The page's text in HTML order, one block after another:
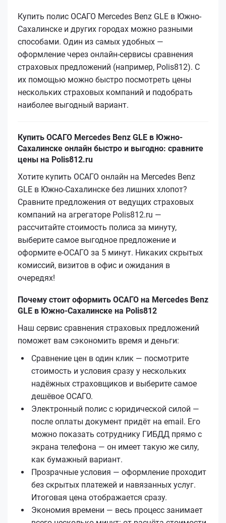
Купить полис ОСАГО Mercedes Benz GLE в Южно-
Сахалинске и других городах можно разными
способами. Один из самых удобных —
оформление через онлайн-сервисы сравнения
страховых предложений (например, Polis812). С
их помощью можно быстро посмотреть цены
нескольких страховых компаний и подобрать
наиболее выгодный вариант.
Купить ОСАГО Mercedes Benz GLE в Южно-
Сахалинске онлайн быстро и выгодно: сравните
цены на Polis812.ru
Хотите купить ОСАГО онлайн на Mercedes Benz
GLE в Южно-Сахалинске без лишних хлопот?
Сравните предложения от ведущих страховых
компаний на агрегаторе Polis812.ru —
рассчитайте стоимость полиса за минуту,
выберите самое выгодное предложение и
оформите е‑ОСАГО за 5 минут. Никаких скрытых
комиссий, визитов в офис и ожидания в
очередях!
Почему стоит оформить ОСАГО на Mercedes Benz
GLE в Южно-Сахалинске на Polis812
Наш сервис сравнения страховых предложений
поможет вам сэкономить время и деньги:
Сравнение цен в один клик — посмотрите
стоимость и условия сразу у нескольких
надёжных страховщиков и выберите самое
дешёвое ОСАГО.
Электронный полис с юридической силой —
после оплаты документ придёт на email. Его
можно показать сотруднику ГИБДД прямо с
экрана телефона — он имеет такую же силу,
как бумажный вариант.
Прозрачные условия — оформление проходит
без скрытых платежей и навязанных услуг.
Итоговая цена отображается сразу.
Экономия времени — весь процесс занимает